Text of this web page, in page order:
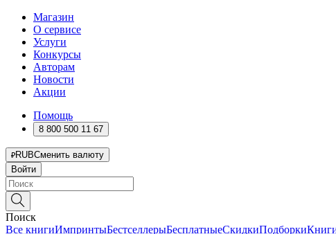
Магазин
О сервисе
Услуги
Конкурсы
Авторам
Новости
Акции
Помощь
8 800 500 11 67
RUBСменить валюту
Войти
Поиск
Все книгиИмпринтыБестселлерыБесплатныеСкидкиПодборки